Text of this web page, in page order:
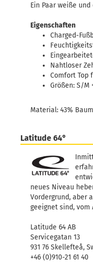
Ein Paar weiße
Eigenschaften
Charged-
Nahtloser
Comfort Top
Größen: S/M
Material: 43%
Latitude 64°
neues Niveau
Vordergrund, aber
geeignet sind, vom
Latitude 64 AB
Servicegatan 13
931 76 Skellefteå,
+46 (0)910-21 61 40